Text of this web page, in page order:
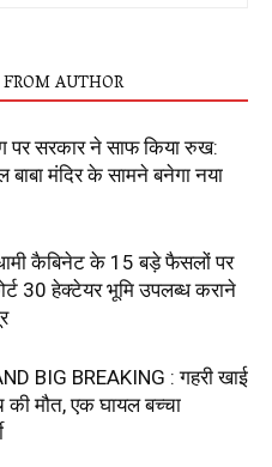
AUTHOR
पर सरकार ने साफ किया रुख:
बाबा मंदिर के सामने बनेगा नया
कैबिनेट के 15 बड़े फैसलों पर
30 हेक्टेयर भूमि उपलब्ध कराने
BIG BREAKING : गहरी खाई
की मौत, एक घायल बच्चा